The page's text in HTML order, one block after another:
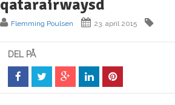
qatarairwaysd
Flemming Poulsen 23. april 2015
DEL PÅ